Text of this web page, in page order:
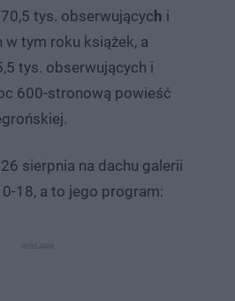
tys. obserwujących i
tym roku książek, a
tys. obserwujących i
600-stronową powieść
sierpnia na dachu galerii
18, a to jego program: